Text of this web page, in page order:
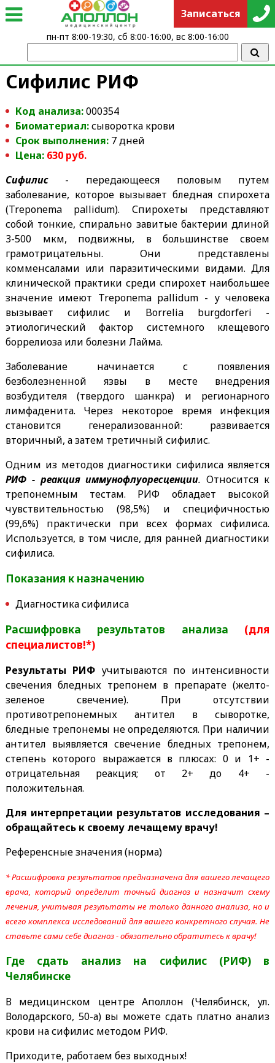
Сифилис РИФ
Код анализа:000354
Биоматериал:сыворотка крови
Срок выполнения:7 дней
Цена: 630 руб.
Сифилис- передающееся половым путем
заболевание, которое вызывает бледная спирохета
(Treponema pallidum). Спирохеты представляют
собой тонкие, спирально завитые бактерии длиной
3-500 мкм, подвижны, в большинстве своем
грамотрицательны. Они представлены
комменсалами или паразитическими видами. Для
клинической практики среди спирохет наибольшее
значение имеют Treponema pallidum - у человека
вызывает сифилис и Borrelia burgdorferi -
этиологический фактор системного клещевого
боррелиоза или болезни Лайма.
Заболевание начинается с появления
безболезненной язвы в месте внедрения
возбудителя (твердого шанкра) и регионарного
лимфаденита. Через некоторое время инфекция
становится генерализованной: развивается
вторичный, а затем третичный сифилис.
Одним из методов диагностики сифилиса является
РИФ - реакция иммунофлуоресценции.Относится к
трепонемным тестам. РИФ обладает высокой
чувствительностью (98,5%) и специфичностью
(99,6%) практически при всех формах сифилиса.
Используется, в том числе, для ранней диагностики
сифилиса.
Показания к назначению
Диагностика сифилиса
Расшифровка результатов анализа (для
специалистов!*)
Результаты РИФучитываются по интенсивности
свечения бледных трепонем в препарате (желто-
зеленое свечение). При отсутствии
противотрепонемных антител в сыворотке,
бледные трепонемы не определяются. При наличии
антител выявляется свечение бледных трепонем,
степень которого выражается в плюсах: 0 и 1+ -
отрицательная реакция; от 2+ до 4+ -
положительная.
Для интерпретации результатов исследования –
обращайтесь к своему лечащему врачу!
Референсные значения (норма)
* Расшифровка результатов предназначена для вашего лечащего
врача, который определит точный диагноз и назначит схему
лечения, учитывая результаты не только данного анализа, но и
всего комплекса исследований для вашего конкретного случая. Не
ставьте сами себе диагноз - обязательно обратитесь к врачу!
Где сдать анализ на сифилис (РИФ)
в
Челябинске
В медицинском центре Аполлон (Челябинск, ул.
Володарского, 50-а) вы можете сдать платно анализ
крови на сифилис методом РИФ.
Приходите, работаем без выходных!
Записаться
пн-пт 8:00-19:30, сб 8:00-16:00, вс 8:00-16:00